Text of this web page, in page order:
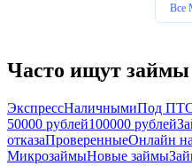
Часто ищут займы
ЭкспрессНаличнымиПод
50000 рублей100000 рублей
отказаПроверенныеОнлайн
МикрозаймыНовые займы